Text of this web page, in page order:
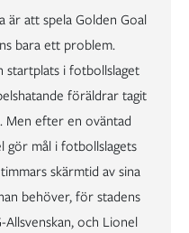
är att spela Golden Goal
bara ett problem.
i fotbollslaget
föräldrar tagit
Men efter en oväntad
gör mål i fotbollslagets
skärmtid av sina
behöver, för stadens
och Lionel